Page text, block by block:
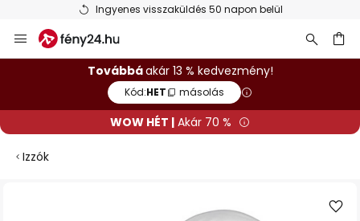
Ingyenes visszaküldés 50 napon belül
Ugrás
a
tartalomhozTovábbáakár 13 % kedvezmény!
Kód:HET másolás
WOW HÉT | Akár 70 %
Izzók